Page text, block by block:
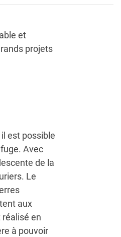
et
projets
est possible
Avec
de la
Le
aux
en
à pouvoir